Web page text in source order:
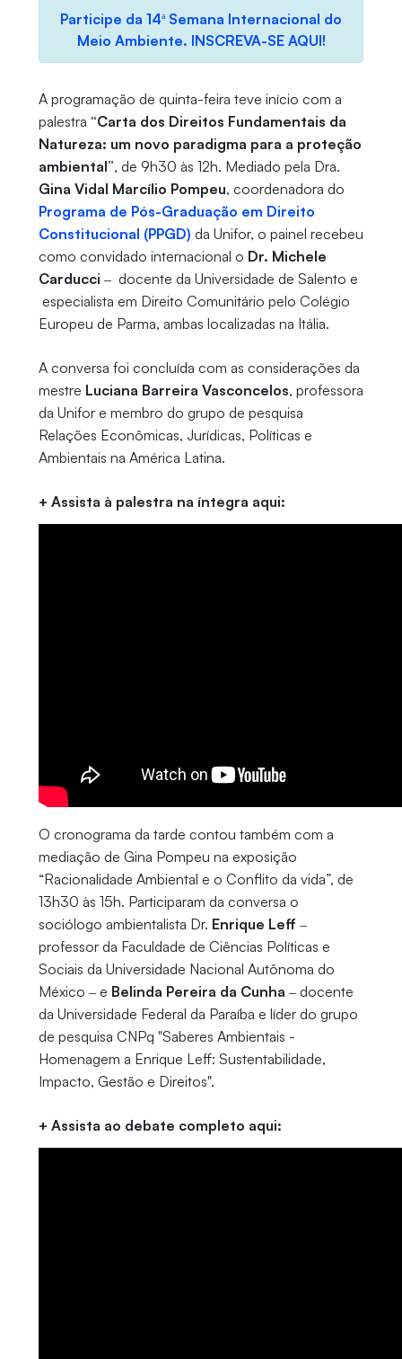
Participe da 14ª Semana Internacional do
Meio Ambiente. INSCREVA-SE AQUI!
A programação de quinta-feira teve início com a
palestra “Carta dos Direitos Fundamentais da
Natureza: um novo paradigma para a proteção
ambiental”, de 9h30 às 12h. Mediado pela Dra.
Gina Vidal Marcílio Pompeu, coordenadora do
Programa de Pós-Graduação em Direito
Constitucional (PPGD) da Unifor, o painel recebeu
como convidado internacional o Dr. Michele
Carducci ‒ docente da Universidade de Salento e
especialista em Direito Comunitário pelo Colégio
Europeu de Parma, ambas localizadas na Itália.
A conversa foi concluída com as considerações da
mestre Luciana Barreira Vasconcelos, professora
da Unifor e membro do grupo de pesquisa
Relações Econômicas, Jurídicas, Políticas e
Ambientais na América Latina.
+ Assista à palestra na íntegra aqui:
O cronograma da tarde contou também com a
mediação de Gina Pompeu na exposição
“Racionalidade Ambiental e o Conflito da vida”, de
13h30 às 15h. Participaram da conversa o
sociólogo ambientalista Dr. Enrique Leff ‒
professor da Faculdade de Ciências Políticas e
Sociais da Universidade Nacional Autônoma do
México ‒ e Belinda Pereira da Cunha ‒ docente
da Universidade Federal da Paraíba e líder do grupo
de pesquisa CNPq "Saberes Ambientais -
Homenagem a Enrique Leff: Sustentabilidade,
Impacto, Gestão e Direitos".
+ Assista ao debate completo aqui: